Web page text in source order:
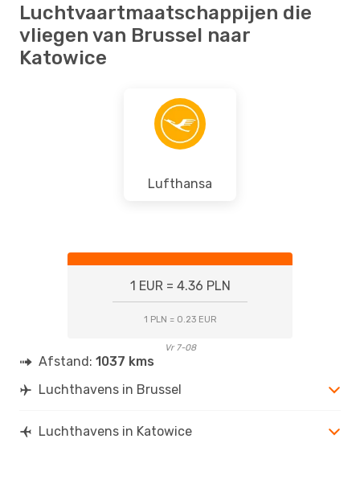
Luchtvaartmaatschappijen die
vliegen van Brussel naar
Katowice
Lufthansa
1 EUR = 4.36 PLN
1 PLN = 0.23 EUR
Vr 7-08
Afstand: 1037 kms
Luchthavens in Brussel
Luchthavens in Katowice